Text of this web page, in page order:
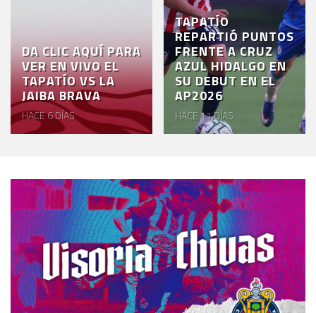
DA CLIC AQUÍ PARA
VER EN VIVO EL
TAPATÍO VS LA
JAIBA BRAVA
HACE 6 DÍAS
TAPATÍO
REPARTIÓ PUNTOS
FRENTE A CRUZ
AZUL HIDALGO EN
SU DEBUT EN EL
AP2026
HACE 11 DÍAS